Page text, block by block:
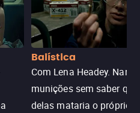
Balística
Com Lena Headey.
munições sem saber
delas mataria o próprio